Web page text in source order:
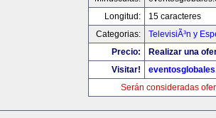
Longitud:
15 caracteres
Categorias:
TelevisiÃ³n y
Precio:
Realizar una
Visitar!
Serán consideradas